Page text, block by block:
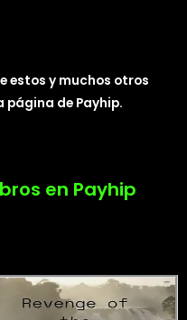
estos y muchos otros
página de Payhip.
en Payhip